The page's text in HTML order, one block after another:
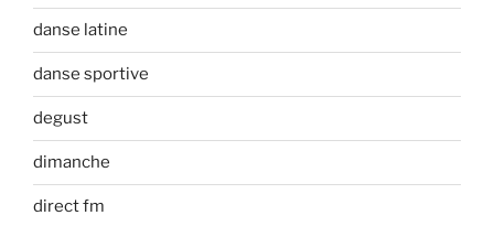
danse latine
danse sportive
degust
dimanche
direct fm